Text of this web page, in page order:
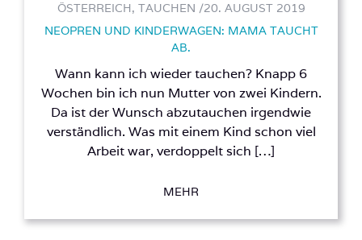
ÖSTERREICH, TAUCHEN /20. AUGUST 2019
NEOPREN UND KINDERWAGEN: MAMA TAUCHT
AB.
Wann kann ich wieder tauchen? Knapp 6
Wochen bin ich nun Mutter von zwei Kindern.
Da ist der Wunsch abzutauchen irgendwie
verständlich. Was mit einem Kind schon viel
Arbeit war, verdoppelt sich […]
MEHR